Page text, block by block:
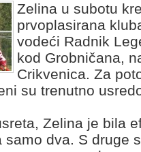
Zelina u subotu
prvoplasirana
vodeći Radnik
kod Grobničana,
Crikvenica. Za
su trenutno
Zelina je bila
samo dva. S druge